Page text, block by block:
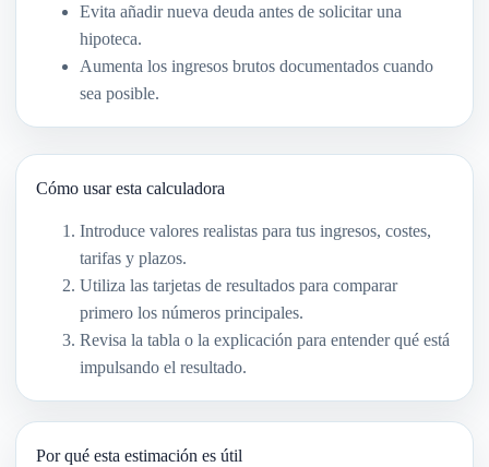
Evita añadir nueva deuda antes de solicitar una
hipoteca.
Aumenta los ingresos brutos documentados cuando
sea posible.
Cómo usar esta calculadora
Introduce valores realistas para tus ingresos, costes,
tarifas y plazos.
Utiliza las tarjetas de resultados para comparar
primero los números principales.
Revisa la tabla o la explicación para entender qué está
impulsando el resultado.
Por qué esta estimación es útil